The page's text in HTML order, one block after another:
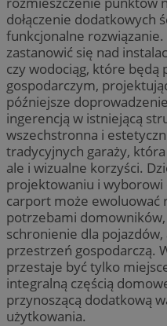
dołączenie dodatkowych
funkcjonalne
zastanowić się nad
czy wodociąg, które
gospodarczym,
późniejsze
ingerencją w istniejącą
wszechstronna i
tradycyjnych garaży,
ale i wizualne korzyści.
projektowaniu i wyborowi
carport może ewoluować
potrzebami
schronienie dla
przestrzeń gospodarczą.
przestaje być tylko
integralną częścią
przynoszącą dodatkową
użytkowania.